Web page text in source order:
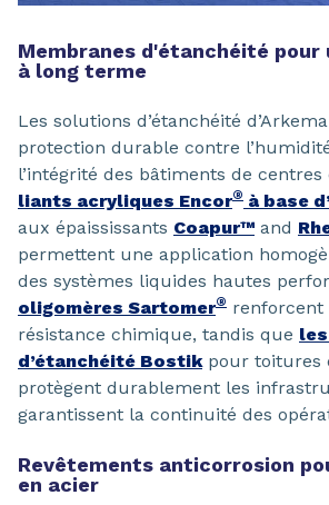
Membranes d'étanchéité pour
à long terme
Les solutions d’étanchéité
protection durable contre
l’intégrité des bâtiments de centres
liants acryliques Encor® à base
aux épaississants Coapur™ and
permettent une application
des systèmes liquides hautes
oligomères Sartomer® renforcent
résistance chimique, tandis que
d’étanchéité Bostikpour toitures
protègent durablement les
garantissent la continuité des
Revêtements anticorrosion
en acier